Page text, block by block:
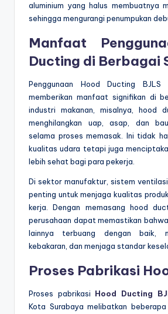
aluminium yang halus membuatnya
sehingga mengurangi penumpukan
Manfaat
Ducting di Berbagai
Penggunaan Hood Ducting BJLS
memberikan manfaat signifikan di
industri makanan, misalnya, hood
menghilangkan uap, asap, dan
selama proses memasak. Ini tidak
kualitas udara tetapi juga
lebih sehat bagi para pekerja.
Di sektor manufaktur, sistem
penting untuk menjaga kualitas
kerja. Dengan memasang hood
perusahaan dapat memastikan
lainnya terbuang dengan baik,
kebakaran, dan menjaga standar
Proses Pabrikasi
Proses pabrikasi Hood Ducting
Kota Surabaya melibatkan